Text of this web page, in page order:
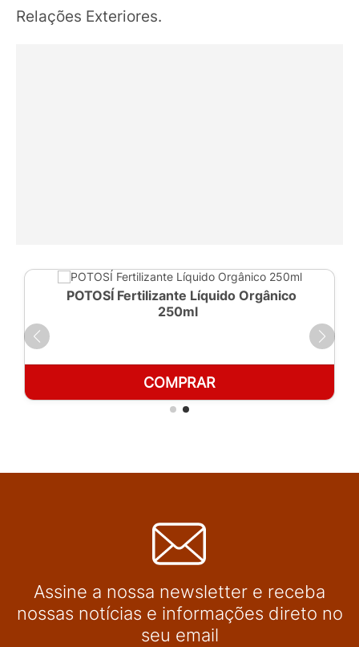
Relações Exteriores.
POTOSÍ Fertilizante Líquido Orgânico
250ml
COMPRAR
Assine a nossa newsletter e receba
nossas notícias e informações direto no
seu email